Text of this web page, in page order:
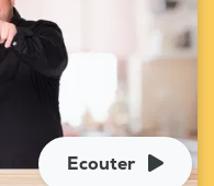
Ecouter